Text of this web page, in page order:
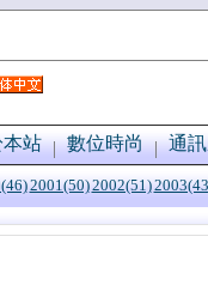
站 數位時尚 通
2001(50)2002(51)